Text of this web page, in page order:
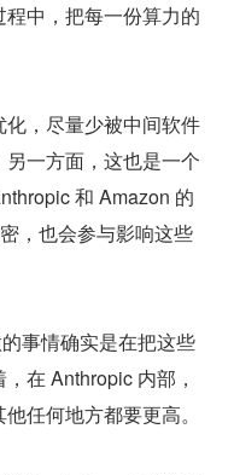
中，把每一份算力的
，尽量少被中间软件
一方面，这也是一个
和 Amazon 的
，也会参与影响这些
事情确实是在把这些
在 Anthropic 内部，
任何地方都要更高。